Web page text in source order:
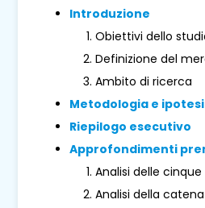
Introduzione
Obiettivi dello
Definizione del
Ambito di ricerca
Metodologia e
Riepilogo esecutivo
Approfondimenti
Analisi delle
Analisi della